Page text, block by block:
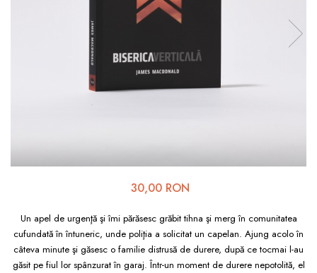
Viața de Familie
Prietenie, Logodnă și
Femei
Adolescenți și Tineri
Păstorirea Bisericii
Conducerea și Păstorirea
Bisericii
30,00 RON
Un apel de urgenţă şi îmi părăsesc grăbit tihna şi merg în comunitatea
cufundată în întuneric, unde poliţia a solicitat un capelan. Ajung acolo în
câteva minute şi găsesc o familie distrusă de durere, după ce tocmai l-au
găsit pe fiul lor spânzurat în garaj. Într-un moment de durere nepotolită, el